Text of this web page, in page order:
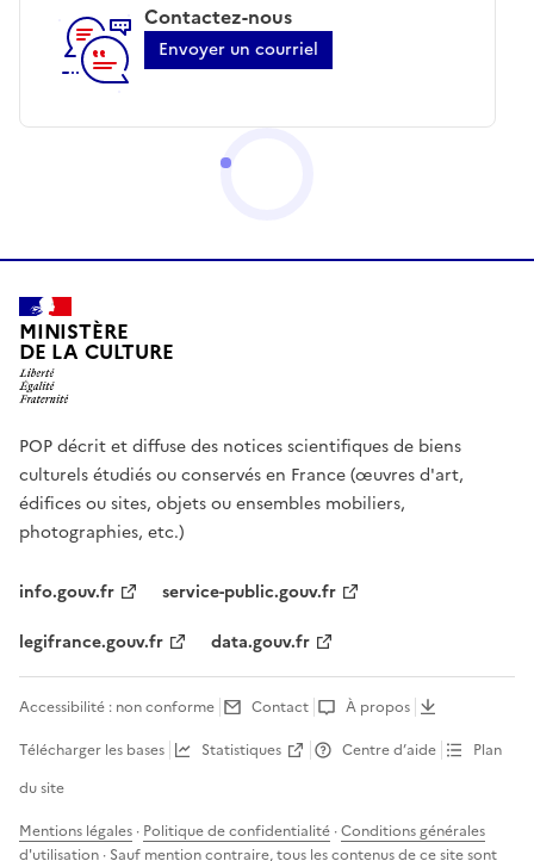
Contactez-nous
Envoyer un courriel
MINISTÈRE
DE LA CULTURE
POP décrit et diffuse des notices scientifiques de biens
culturels étudiés ou conservés en France (œuvres d'art,
édifices ou sites, objets ou ensembles mobiliers,
photographies, etc.)
info.gouv.fr
service-public.gouv.fr
legifrance.gouv.fr
data.gouv.fr
Accessibilité : non conforme Contact
À propos
Télécharger les bases
Statistiques Centre d’aide
Plan
du site
Mentions légales · Politique de confidentialité ·Conditions générales
d'utilisation · Sauf mention contraire, tous les contenus de ce site sont